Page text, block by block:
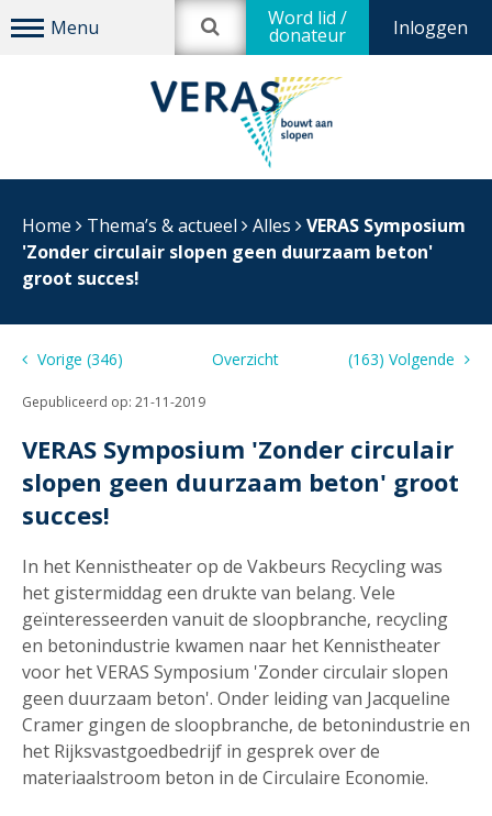
Inloggen
Word lid /
donateur
Home Thema’s & actueel Alles
VERAS Symposium
'Zonder circulair slopen geen duurzaam beton'
groot succes!
Vorige (346) Overzicht (163) Volgende
Gepubliceerd op: 21-11-2019
VERAS Symposium 'Zonder circulair
slopen geen duurzaam beton' groot
succes!
In het Kennistheater op de Vakbeurs Recycling was
het gistermiddag een drukte van belang. Vele
geïnteresseerden vanuit de sloopbranche, recycling
en betonindustrie kwamen naar het Kennistheater
voor het VERAS Symposium 'Zonder circulair slopen
geen duurzaam beton'. Onder leiding van Jacqueline
Cramer gingen de sloopbranche, de betonindustrie en
het Rijksvastgoedbedrijf in gesprek over de
materiaalstroom beton in de Circulaire Economie.